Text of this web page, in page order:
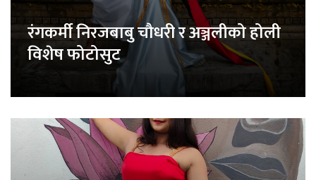
रंगकर्मी निरजबाबु चौधरी र अञ्जलीको होली
विशेष फोटोसुट